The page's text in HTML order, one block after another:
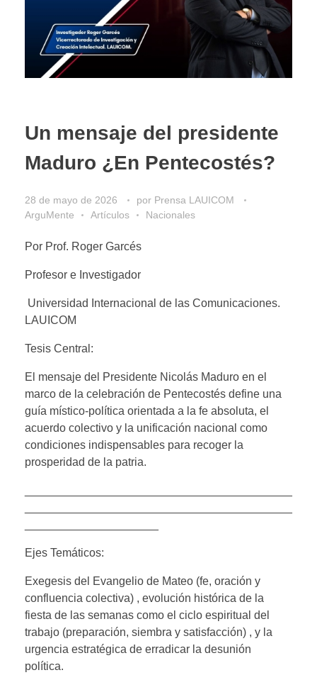
Un mensaje del presidente
Maduro ¿En Pentecostés?
28 de mayo de 2026 por Prensa LAUICOM
ArguMente
Artículos Nacionales
Por Prof. Roger Garcés
Profesor e Investigador
Universidad Internacional de las Comunicaciones.
LAUICOM
Tesis Central:
El mensaje del Presidente Nicolás Maduro en el
marco de la celebración de Pentecostés define una
guía místico-política orientada a la fe absoluta, el
acuerdo colectivo y la unificación nacional como
condiciones indispensables para recoger la
prosperidad de la patria.
Ejes Temáticos:
Exegesis del Evangelio de Mateo (fe, oración y
confluencia colectiva) , evolución histórica de la
fiesta de las semanas como el ciclo espiritual del
trabajo (preparación, siembra y satisfacción) , y la
urgencia estratégica de erradicar la desunión
política.